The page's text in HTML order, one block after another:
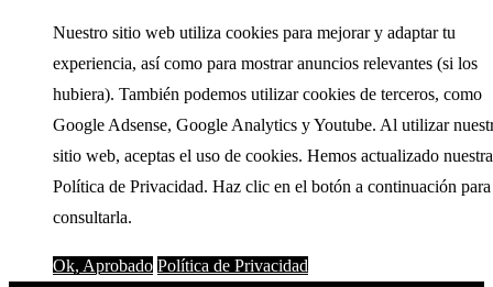
Nuestro sitio web utiliza cookies para mejorar y adaptar tu
experiencia, así como para mostrar anuncios relevantes (si los
hubiera). También podemos utilizar cookies de terceros, como
Google Adsense, Google Analytics y Youtube. Al utilizar
sitio web, aceptas el uso de cookies. Hemos actualizado nuestra
Política de Privacidad. Haz clic en el botón a continuación para
consultarla.
Ok, Aprobado Política de Privacidad